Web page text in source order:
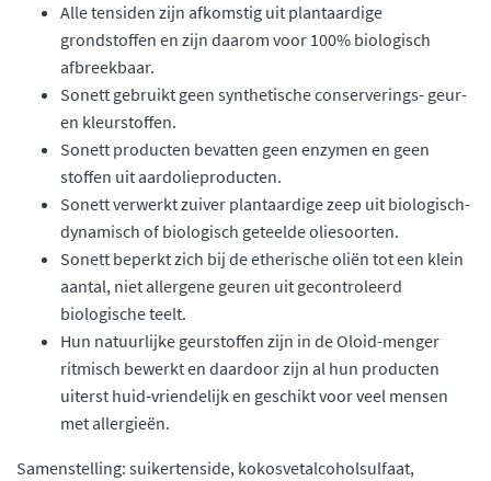
Alle tensiden zijn afkomstig uit plantaardige
grondstoffen en zijn daarom voor 100% biologisch
afbreekbaar.
Sonett gebruikt geen synthetische conserverings- geur-
en kleurstoffen.
Sonett producten bevatten geen enzymen en geen
stoffen uit aardolieproducten.
Sonett verwerkt zuiver plantaardige zeep uit biologisch-
dynamisch of biologisch geteelde oliesoorten.
Sonett beperkt zich bij de etherische oliën tot een klein
aantal, niet allergene geuren uit gecontroleerd
biologische teelt.
Hun natuurlijke geurstoffen zijn in de Oloid-menger
ritmisch bewerkt en daardoor zijn al hun producten
uiterst huid-vriendelijk en geschikt voor veel mensen
met allergieën.
Samenstelling: suikertenside, kokosvetalcoholsulfaat,